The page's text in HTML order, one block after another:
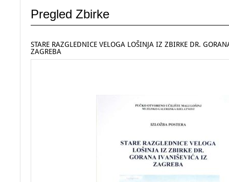
Pregled Zbirke
STARE RAZGLEDNICE VELOGA LOŠINJA IZ ZBIRKE DR.
ZAGREBA